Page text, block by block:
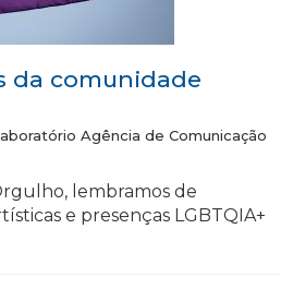
da comunidade
Agência de Comunicação
lembramos de
e presenças LGBTQIA+